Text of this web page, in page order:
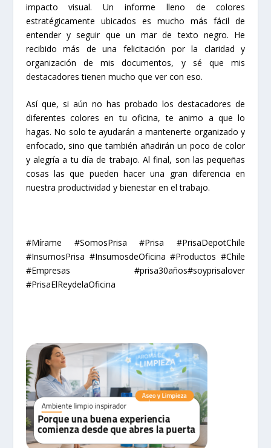
impacto visual. Un informe lleno de colores
estratégicamente ubicados es mucho más fácil de
entender y seguir que un mar de texto negro. He
recibido más de una felicitación por la claridad y
organización de mis documentos, y sé que mis
destacadores tienen mucho que ver con eso.
Así que, si aún no has probado los destacadores de
diferentes colores en tu oficina, te animo a que lo
hagas. No solo te ayudarán a mantenerte organizado y
enfocado, sino que también añadirán un poco de color
y alegría a tu día de trabajo. Al final, son las pequeñas
cosas las que pueden hacer una gran diferencia en
nuestra productividad y bienestar en el trabajo.
#Mírame #SomosPrisa #Prisa #PrisaDepotChile
#InsumosPrisa #InsumosdeOficina #Productos #Chile
#Empresas #prisa30años#soyprisalover
#PrisaElReydelaOficina